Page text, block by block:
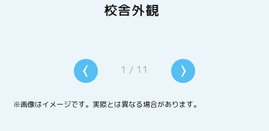
校舎外観
1 / 11
※画像はイメージです。実際とは異なる場合があります。